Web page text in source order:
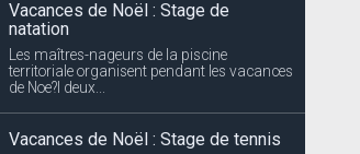
Vacances de Noël : Stage de
natation
Les maîtres-nageurs de la piscine
territoriale organisent pendant les vacances
de Noe?l deux...
Vacances de Noël : Stage de tennis